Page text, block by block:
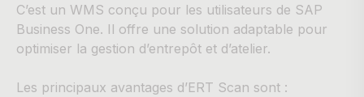
C’est un WMS conçu pour les utilisateurs de SAP
Business One. Il offre une solution adaptable pour
optimiser la gestion d’entrepôt et d’atelier.
Les principaux avantages d’ERT Scan sont :